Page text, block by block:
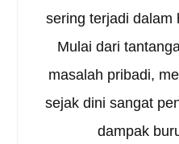
sering terjadi dalam
Mulai dari
masalah pribadi,
sejak dini sangat
dampak